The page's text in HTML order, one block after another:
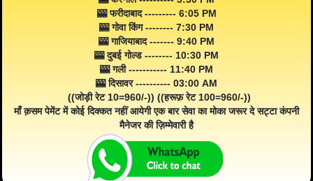
🎰 फरीदाबाद --------- 6:05 PM
🎰 गोवा किंग -------- 7:30 PM
🎰 गाजियाबाद ------- 9:40 PM
🎰 दुबई गोल्ड -------- 10:30 PM
🎰 गली ----------- 11:40 PM
🎰 दिसावर ---------- 03:00 AM
((जोड़ी रेट 10=960/-)) ((हरूफ़ रेट 100=960/-))
माँ क़सम पेमेंट में कोई दिक्कत नहीं आयेगी एक बार सेवा का मोका जरूर दे सट्टा कंपनी
मैनेजर की ज़िम्मेवारी है